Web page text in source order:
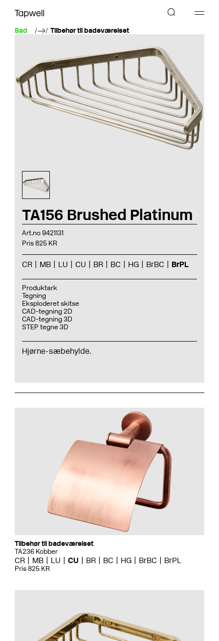
Bad Tilbehør til badeværelset
TA156 Brushed Platinum
Art.no 9421131
Pris 825 KR
CR MB LU CU BR BC HG BrBC BrPL
Produktark
Tegning
Eksploderet skitse
CAD-tegning 2D
CAD-tegning 3D
STEP tegne 3D
Hjørne-sæbehylde.
Tilbehør til badeværelset
TA236 Kobber
CR MB LU CU BR BC HG BrBC BrPL
Pris 825 KR